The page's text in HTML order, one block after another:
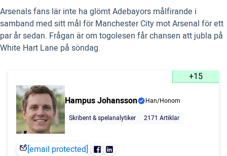
Arsenals fans lär inte ha glömt Adebayors målfirande i
samband med sitt mål för Manchester City mot Arsenal för ett
par år sedan. Frågan är om togolesen får chansen att jubla på
White Hart Lane på söndag.
+15
Hampus Johansson
Han/Honom
Skribent & spelanalytiker
2171 Artiklar
[email protected]